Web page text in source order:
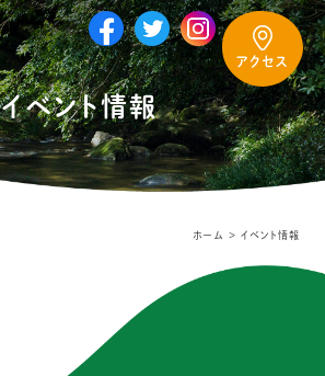
アクセス
イベント情報
ホーム イベント情報